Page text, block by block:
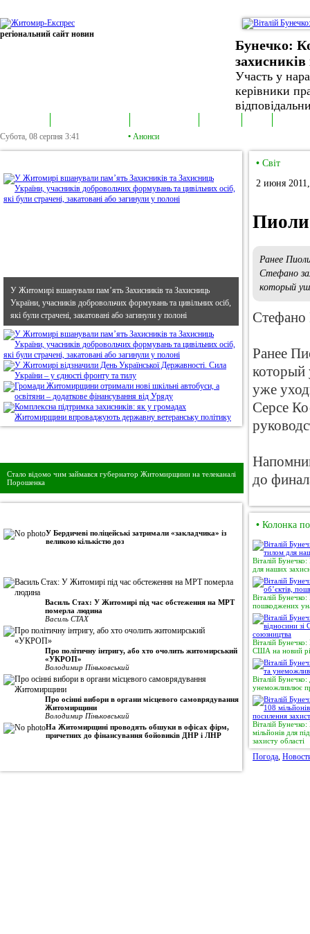
регіональний сайт новин
Бунечко:
захисників
Участь у
керівники
Субота, 08 серпня 3:41 • Анонси
У Житомирі вшанували пам’ять Захисників та Захисниць
України, учасників добровольчих формувань та цивільних осіб,
які були страчені, закатовані або загинули у полоні
Стало відомо чим займався губернатор Житомирщини на телеканалі
Порошенка
У Бердичеві поліцейські затримали «закладчика» із
великою кількістю доз
Василь Стах: У Житомирі під час обстеження на МРТ
померла людина
Василь СТАХ
Про політичну інтригу, або хто очолить житомирський
«УКРОП»
Володимир Піньковський
Про осінні вибори в органи місцевого самоврядування
Житомирщини
Володимир Піньковський
На Житомирщині проводять обшуки в офісах фірм,
причетних до фінансування бойовиків ДНР і ЛНР
• Світ
2 июня
Ранее
Стефано
который
Стефано
Ранее
который
уже
Серсе
до
• Колонка
Віталій
для наших
Віталій
пошкоджених
Віталій
США на новий
Віталій
унеможливлює
Віталій
мільйонів для
захисту області
Погода,